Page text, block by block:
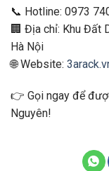
📞 Hotline: 0973
🏢 Địa chỉ: Khu Đất
Hà Nội
🌐 Website:
👉 Gọi ngay để
Nguyên!